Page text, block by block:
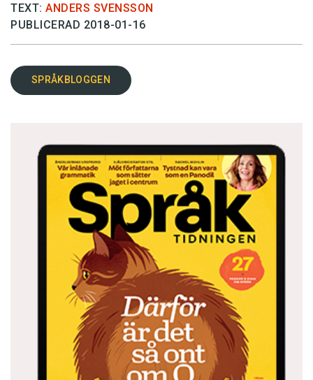
TEXT: ANDERS SVENSSON
PUBLICERAD 2018-01-16
SPRÅKBLOGGEN